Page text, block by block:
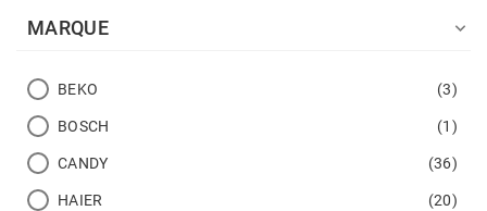
MARQUE 
BEKO (3)
BOSCH (1)
CANDY (36)
HAIER (20)